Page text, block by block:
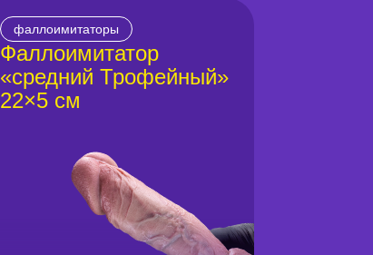
фаллоимитаторы
Фаллоимитатор
«средний Трофейный»
22×5 см